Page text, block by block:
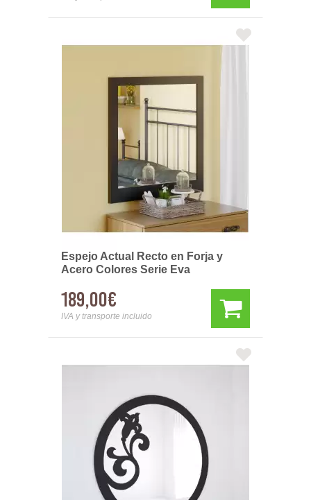
Espejo Actual Recto en Forja y
Acero Colores Serie Eva
189,00€
IVA y transporte incluido